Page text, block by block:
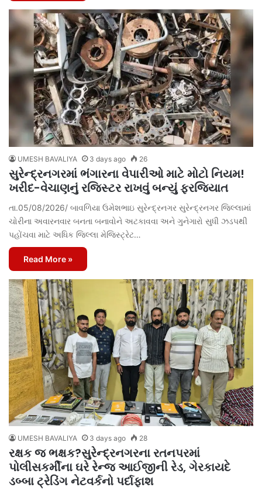
UMESH BAVALIYA 3 days ago 26
સુરેન્દ્રનગરમાં ભંગારના વેપારીઓ માટે મોટો નિયમ!
ખરીદ-વેચાણનું રજિસ્ટર રાખવું બન્યું ફરજિયાત
તા.05/08/2026/ બાવળિયા ઉમેશભાઇ સુરેન્દ્રનગર સુરેન્દ્રનગર જિલ્લામાં
ચોરીના અવારનવાર બનતા બનાવોને અટકાવવા અને ગુનેગારો સુધી ઝડપથી
પહોંચવા માટે અધિક જિલ્લા મેજિસ્ટ્રેટ…
Read More »
UMESH BAVALIYA 3 days ago 28
રક્ષક જ ભક્ષક?સુરેન્દ્રનગરના રતનપરમાં
પોલીસકર્મીના ઘરે રેન્જ આઈજીની રેડ, ગેરકાયદે
ડબ્બા ટ્રેડિંગ નેટવર્કનો પર્દાફાશ